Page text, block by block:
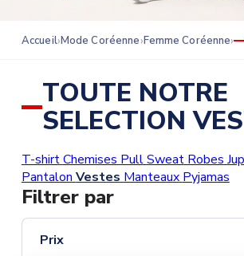
Accueil Mode Coréenne Femme Coréenne
TOUTE NOTRE
SELECTION
T-shirtChemises PullSweat Robes
Pantalon Vestes Manteaux Pyjamas
Filtrer par
Prix